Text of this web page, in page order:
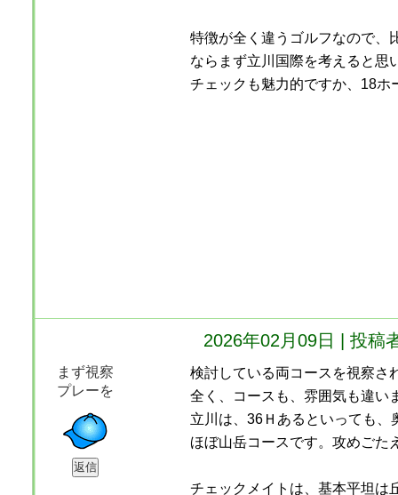
特徴が全く違うゴルフなので、
ならまず立川国際を考えると思
チェックも魅力的ですか、18ホ
2026年02月09日 | 投稿
まず視察
プレーを
検討している両コースを視察さ
全く、コースも、雰囲気も違い
立川は、36Ｈあるといっても、
ほぼ山岳コースです。攻めごた
チェックメイトは、基本平坦は